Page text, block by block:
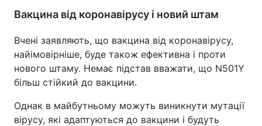
Вакцина від коронавірусу і новий штам
Вчені заявляють, що вакцина від коронавірусу,
найімовірніше, буде також ефективна і проти
нового штаму. Немає підстав вважати, що N501Y
більш стійкий до вакцини.
Однак в майбутньому можуть виникнути мутації
вірусу, які адаптуються до вакцини і будуть